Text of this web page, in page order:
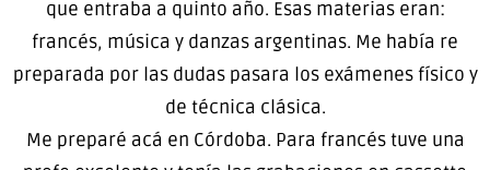
que entraba a quinto año. Esas materias eran:
francés, música y danzas argentinas. Me había re
preparada por las dudas pasara los exámenes físico y
de técnica clásica.
Me preparé acá en Córdoba. Para francés tuve una